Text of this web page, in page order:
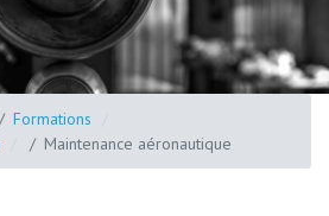
Formations
Maintenance aéronautique